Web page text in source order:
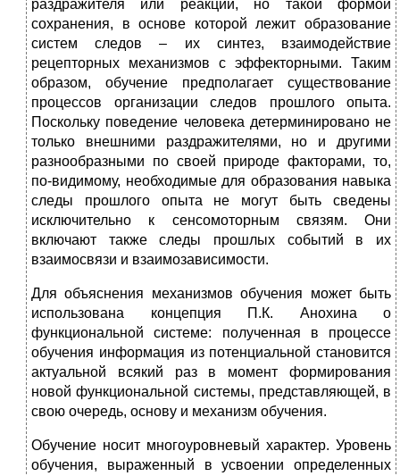
раздражителя или реакции, но такой формой
сохранения, в основе которой лежит образование
систем следов – их синтез, взаимодействие
рецепторных механизмов с эффекторными. Таким
образом, обучение предполагает существование
процессов организации следов прошлого опыта.
Поскольку поведение человека детерминировано не
только внешними раздражителями, но и другими
разнообразными по своей природе факторами, то,
по-видимому, необходимые для образования навыка
следы прошлого опыта не могут быть сведены
исключительно к сенсомоторным связям. Они
включают также следы прошлых событий в их
взаимосвязи и взаимозависимости.
Для объяснения механизмов обучения может быть
использована концепция П.К. Анохина о
функциональной системе: полученная в процессе
обучения информация из потенциальной становится
актуальной всякий раз в момент формирования
новой функциональной системы, представляющей, в
свою очередь, основу и механизм обучения.
Обучение носит многоуровневый характер. Уровень
обучения, выраженный в усвоении определенных